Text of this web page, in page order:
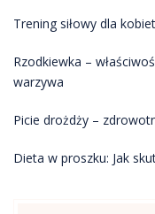
Trening siłowy dla
Rzodkiewka –
warzywa
Picie drożdży –
Dieta w proszku: Jak